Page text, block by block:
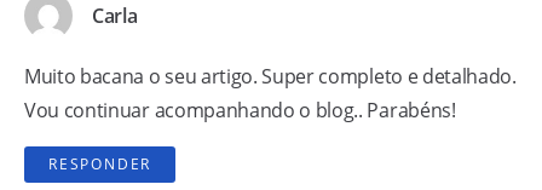
Carla
Muito bacana o seu artigo. Super completo e detalhado.
Vou continuar acompanhando o blog.. Parabéns!
RESPONDER